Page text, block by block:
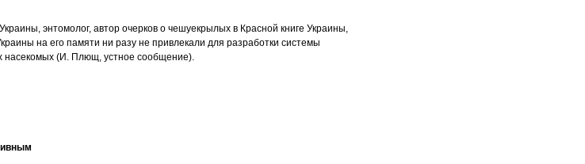
энтомолог, автор очерков о чешуекрылых в Красной книге Украины,
на его памяти ни разу не привлекали для разработки системы
насекомых (И. Плющ, устное сообщение).